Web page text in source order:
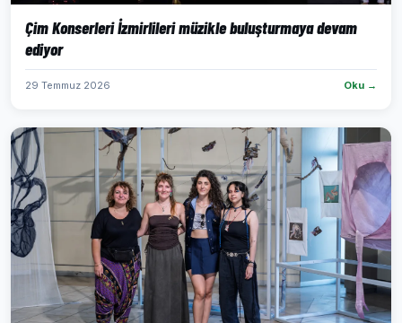
Çim Konserleri İzmirlileri müzikle buluşturmaya devam
ediyor
29 Temmuz 2026 Oku →